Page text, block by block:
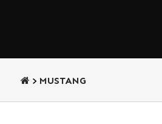
MUSTANG